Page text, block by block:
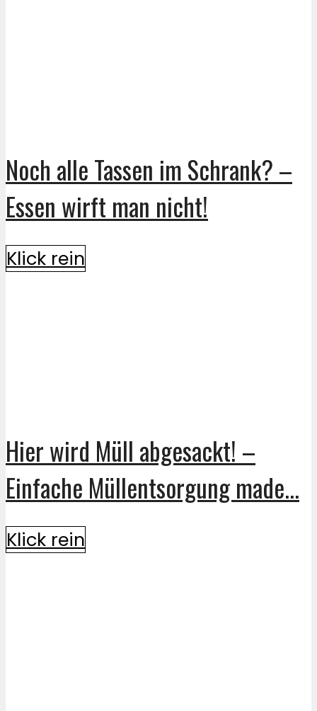
Noch alle Tassen im Schrank? –
Essen wirft man nicht!
Klick rein
Hier wird Müll abgesackt! –
Einfache Müllentsorgung made...
Klick rein